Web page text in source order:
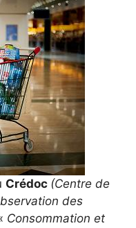
Crédoc (Centre de
des
Consommation et